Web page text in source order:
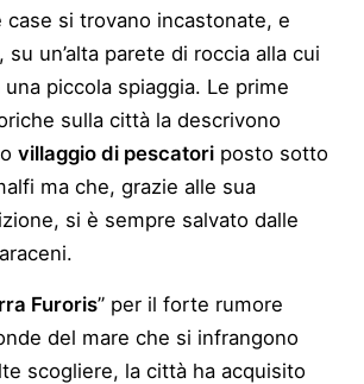
case si trovano incastonate, e
un’alta parete di roccia alla cui
piccola spiaggia. Le prime
sulla città la descrivono
villaggio di pescatori posto sotto
ma che, grazie alle sua
si è sempre salvato dalle
Furoris” per il forte rumore
del mare che si infrangono
scogliere, la città ha acquisito